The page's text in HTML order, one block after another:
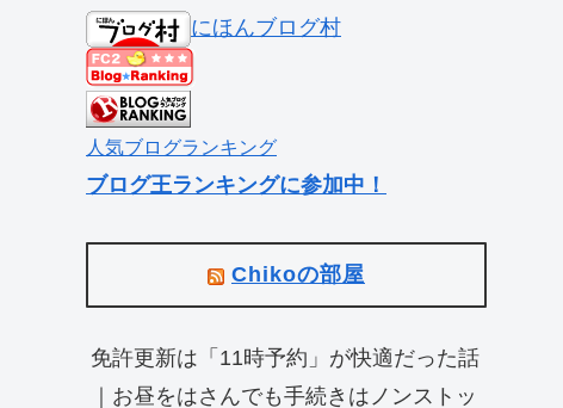
にほんブログ村
人気ブログランキング
ブログ王ランキングに参加中！
Chikoの部屋
免許更新は「11時予約」が快適だった話
｜お昼をはさんでも手続きはノンストッ